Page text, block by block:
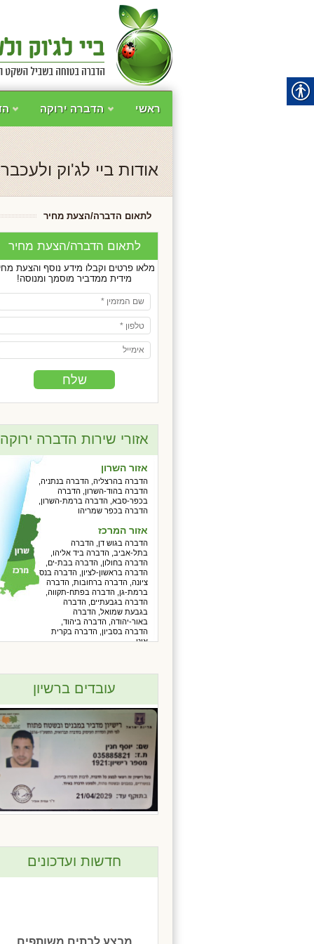
ראשי הדברה ירוקה
צור קשר
אודות ביי לג'וק ולעכבר
לתאום הדברה/הצעת מחיר
לתאום הדברה/הצעת מחיר
מלאו פרטים וקבלו מידע נוסף והצעת
מידית ממדביר מוסמך ומנוסה!
אזורי שירות הדברה ירוקה
אזור השרון
הדברה בהרצליה, הדברה בנתניה,
הדברה בהוד-השרון, הדברה
בכפר-סבא, הדברה ברמת-השרון,
הדברה בכפר שמריהו
אזור המרכז
הדברה בגוש דן, הדברה
בתל-אביב, הדברה ביד אליהו,
הדברה בחולון, הדברה בבת-ים,
הדברה בראשון-לציון, הדברה בנס
ציונה, הדברה ברחובות, הדברה
ברמת-גן, הדברה בפתח-תקווה,
הדברה בגבעתיים, הדברה
בגבעת שמואל, הדברה
באור-יהודה, הדברה ביהוד,
הדברה בסביון, הדברה בקרית
אונו
עובדים ברשיון
חדשות ועדכונים